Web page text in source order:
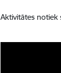
Aktivitātes notiek